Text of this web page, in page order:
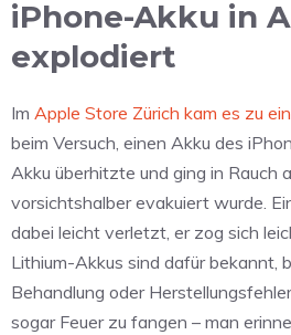
iPhone-Akku in
explodiert
Im Apple Store Zürich kam es zu
beim Versuch, einen Akku des
Akku überhitzte und ging in Rauch
vorsichtshalber evakuiert wurde.
dabei leicht verletzt, er zog sich
Lithium-Akkus sind dafür bekannt,
Behandlung oder
sogar Feuer zu fangen – man